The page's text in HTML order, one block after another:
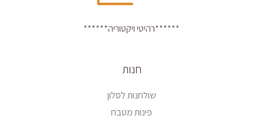
******רהיטי ויקטוריה******
חנות
שולחנות לסלון
פינות מטבח